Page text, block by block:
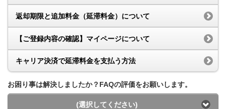
返却期限と追加料金（延滞料金）について
【ご登録内容の確認】マイページについて
キャリア決済で延滞料金を支払う方法
お困り事は解決しましたか？FAQの評価をお願いします。
(選択してください)